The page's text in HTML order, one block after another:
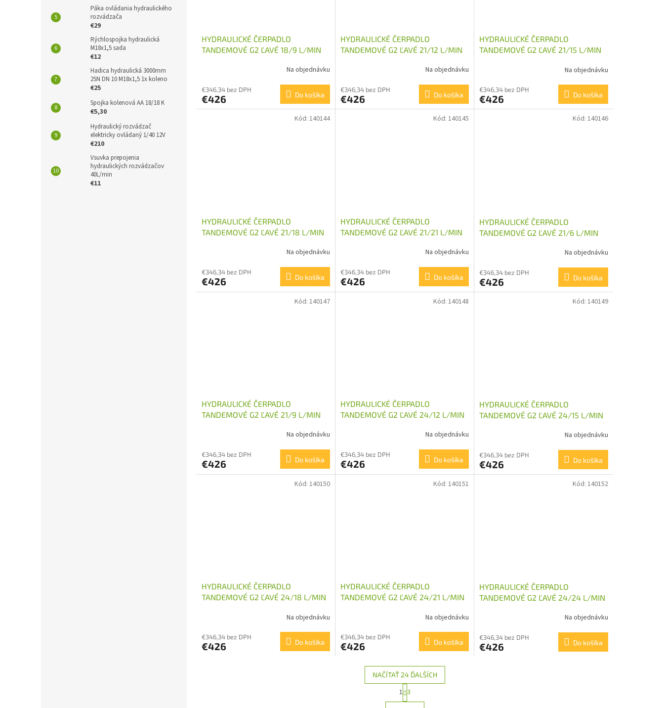
Páka ovládania hydraulického
rozvádzača
€29
Rýchlospojka hydraulická
M18x1,5 sada
€12
Hadica hydraulická 3000mm
2SN DN 10 M18x1,5 1x koleno
€25
Spojka kolenová AA 18/18 K
€5,30
Hydraulický rozvádzač
elektricky ovládaný 1/40 12V
€210
Vsuvka prepojenia
hydraulických rozvádzačov
40L/min
€11
HYDRAULICKÉ ČERPADLO
TANDEMOVÉ G2 ĽAVÉ 18/9 L/MIN
Na objednávku
€346,34 bez DPH
€426 Do košíka
HYDRAULICKÉ ČERPADLO
TANDEMOVÉ G2 ĽAVÉ 21/12 L/MIN
Na objednávku
€346,34 bez DPH
€426 Do košíka
HYDRAULICKÉ ČERPADLO
TANDEMOVÉ G2 ĽAVÉ 21/15 L/MIN
Na objednávku
€346,34 bez DPH
€426 Do košíka
HYDRAULICKÉ ČERPADLO
TANDEMOVÉ G2 ĽAVÉ 21/18 L/MIN
Na objednávku
€346,34 bez DPH
€426 Do košíka
Kód: 140144
HYDRAULICKÉ ČERPADLO
TANDEMOVÉ G2 ĽAVÉ 21/21 L/MIN
Na objednávku
€346,34 bez DPH
€426 Do košíka
Kód: 140145
HYDRAULICKÉ ČERPADLO
TANDEMOVÉ G2 ĽAVÉ 21/6 L/MIN
Na objednávku
€346,34 bez DPH
€426 Do košíka
Kód: 140146
HYDRAULICKÉ ČERPADLO
TANDEMOVÉ G2 ĽAVÉ 21/9 L/MIN
Na objednávku
€346,34 bez DPH
€426 Do košíka
Kód: 140147
HYDRAULICKÉ ČERPADLO
TANDEMOVÉ G2 ĽAVÉ 24/12 L/MIN
Na objednávku
€346,34 bez DPH
€426 Do košíka
Kód: 140148
HYDRAULICKÉ ČERPADLO
TANDEMOVÉ G2 ĽAVÉ 24/15 L/MIN
Na objednávku
€346,34 bez DPH
€426 Do košíka
Kód: 140149
HYDRAULICKÉ ČERPADLO
TANDEMOVÉ G2 ĽAVÉ 24/18 L/MIN
Na objednávku
€346,34 bez DPH
€426 Do košíka
Kód: 140150
HYDRAULICKÉ ČERPADLO
TANDEMOVÉ G2 ĽAVÉ 24/21 L/MIN
Na objednávku
€346,34 bez DPH
€426 Do košíka
Kód: 140151
HYDRAULICKÉ ČERPADLO
TANDEMOVÉ G2 ĽAVÉ 24/24 L/MIN
Na objednávku
€346,34 bez DPH
€426 Do košíka
Kód: 140152
O
v
NAČÍTAŤ 24 ĎALŠÍCH
S
t
r
1 3